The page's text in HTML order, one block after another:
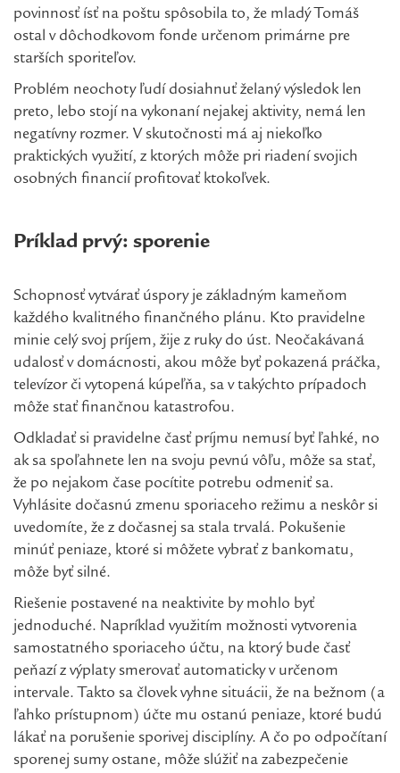
povinnosť ísť na poštu spôsobila to, že mladý Tomáš
ostal v dôchodkovom fonde určenom primárne pre
starších sporiteľov.
Problém neochoty ľudí dosiahnuť želaný výsledok len
preto, lebo stojí na vykonaní nejakej aktivity, nemá len
negatívny rozmer. V skutočnosti má aj niekoľko
praktických využití, z ktorých môže pri riadení svojich
osobných financií profitovať ktokoľvek.
Príklad prvý: sporenie
Schopnosť vytvárať úspory je základným kameňom
každého kvalitného finančného plánu. Kto pravidelne
minie celý svoj príjem, žije z ruky do úst. Neočakávaná
udalosť v domácnosti, akou môže byť pokazená práčka,
televízor či vytopená kúpeľňa, sa v takýchto prípadoch
môže stať finančnou katastrofou.
Odkladať si pravidelne časť príjmu nemusí byť ľahké, no
ak sa spoľahnete len na svoju pevnú vôľu, môže sa stať,
že po nejakom čase pocítite potrebu odmeniť sa.
Vyhlásite dočasnú zmenu sporiaceho režimu a neskôr si
uvedomíte, že z dočasnej sa stala trvalá. Pokušenie
minúť peniaze, ktoré si môžete vybrať z bankomatu,
môže byť silné.
Riešenie postavené na neaktivite by mohlo byť
jednoduché. Napríklad využitím možnosti vytvorenia
samostatného sporiaceho účtu, na ktorý bude časť
peňazí z výplaty smerovať automaticky v určenom
intervale. Takto sa človek vyhne situácii, že na bežnom (a
ľahko prístupnom) účte mu ostanú peniaze, ktoré budú
lákať na porušenie sporivej disciplíny. A čo po odpočítaní
sporenej sumy ostane, môže slúžiť na zabezpečenie